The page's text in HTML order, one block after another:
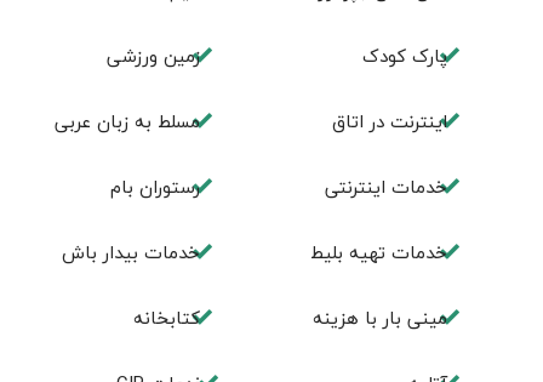
پارک کودک زمین ورزشی
اينترنت در اتاق مسلط به زبان عربی
خدمات اینترنتی رستوران بام
خدمات تهيه بليط خدمات بیدار باش
مینی بار با هزینه كتابخانه